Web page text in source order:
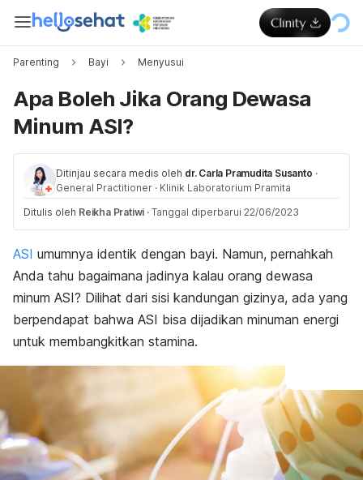
Parenting Bayi Menyusui
Apa Boleh Jika Orang Dewasa
Minum ASI?
Ditinjau secara medis oleh dr. Carla Pramudita Susanto ·
General Practitioner · Klinik Laboratorium Pramita
Ditulis oleh Reikha Pratiwi · Tanggal diperbarui 22/06/2023
ASI umumnya identik dengan bayi. Namun, pernahkah
Anda tahu bagaimana jadinya kalau orang dewasa
minum ASI? Dilihat dari sisi kandungan gizinya, ada yang
berpendapat bahwa ASI bisa dijadikan minuman energi
untuk membangkitkan stamina.